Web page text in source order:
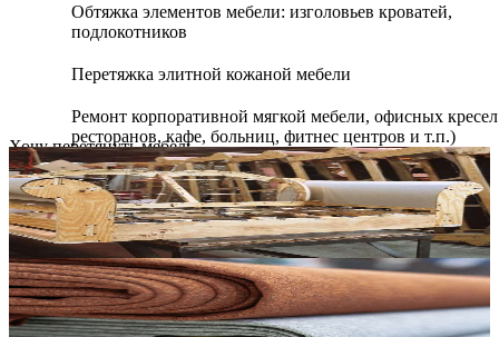
Обтяжка элементов мебели: изголовьев кроватей,
подлокотников
Перетяжка элитной кожаной мебели
Ремонт корпоративной мягкой мебели, офисных
ресторанов, кафе, больниц, фитнес центров и т.п.)
Хочу перетянуть мебель